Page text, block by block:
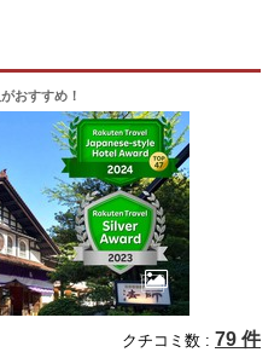
がおすすめ！
クチコミ数 : 79 件